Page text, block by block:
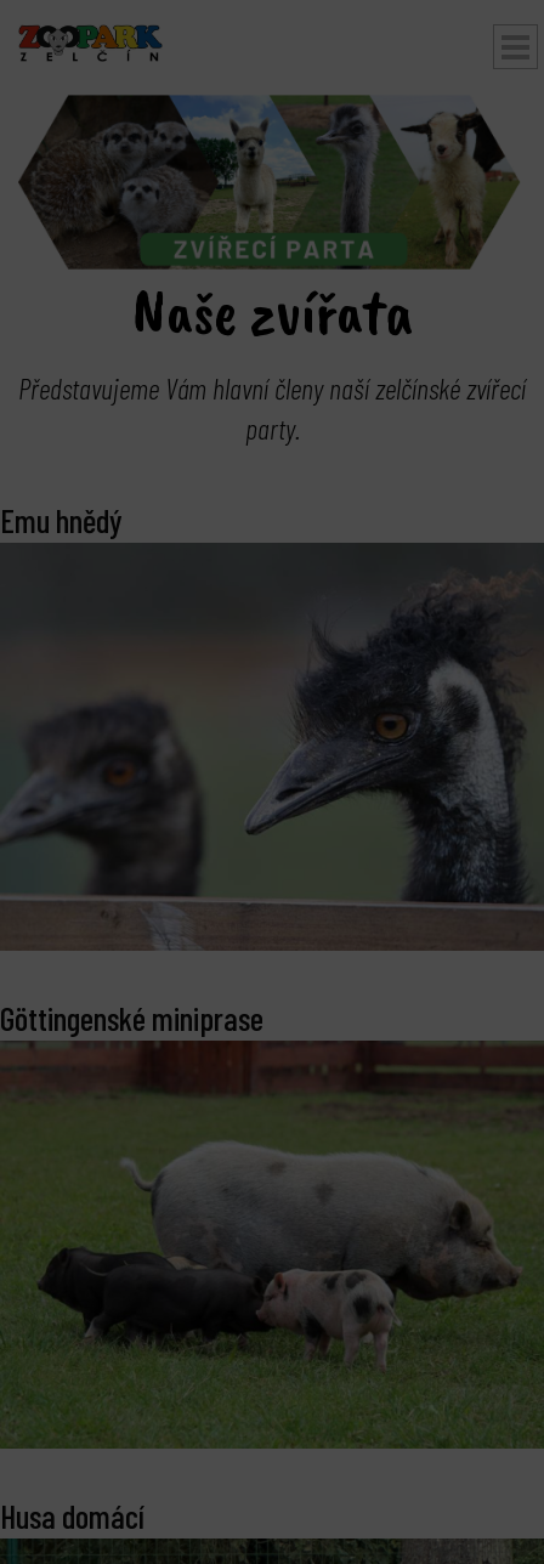
Naše zvířata
Představujeme Vám hlavní členy naší zelčínské zvířecí
party.
Emu hnědý
Göttingenské miniprase
Husa domácí